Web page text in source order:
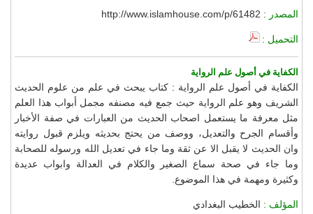
المصدر : http://www.islamhouse.com/p/61482
التحميل :
الكفاية في أصول علم الرواية
الكفاية في أصول علم الرواية : كتاب يبحث في علم من علوم الحديث
الشريف وهو علم الرواية حيث جمع فيه مصنفه مجمل أبواب هذا العلم
مثل معرفة ما يستعمل اصحاب الحديث من العبارات في صفة الأخبار
وأقسام الجرح والتعديل، ووصف من يحتج بحديثه ويلزم قبول روايته
وان الحديث لا يقبل الا عن ثقة وما جاء في تعديل الله ورسوله للصحابة
وما جاء في صحة سماع الصغير والكلام في العدالة وابواب عديدة
وكثيرة ومهمة في هذا الموضوع.
المؤلف : الخطيب البغدادي